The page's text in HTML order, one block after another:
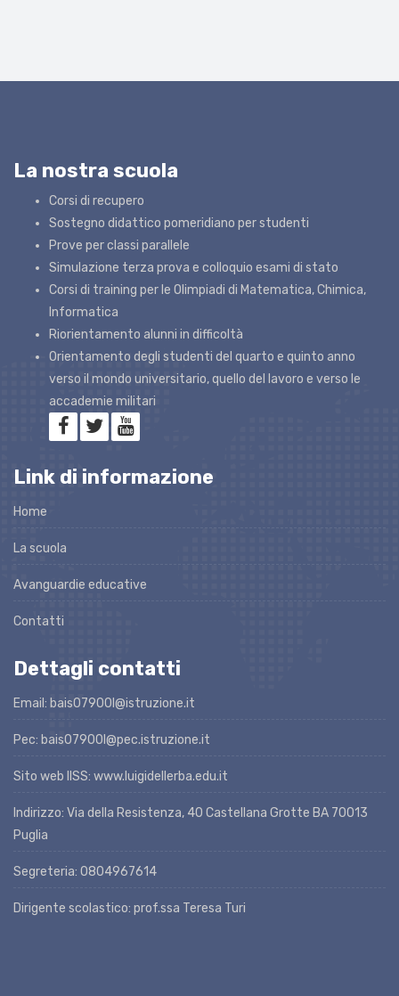
La nostra scuola
Corsi di recupero
Sostegno didattico pomeridiano per studenti
Prove per classi parallele
Simulazione terza prova e colloquio esami di stato
Corsi di training per le Olimpiadi di Matematica, Chimica,
Informatica
Riorientamento alunni in difficoltà
Orientamento degli studenti del quarto e quinto anno
verso il mondo universitario, quello del lavoro e verso le
accademie militari
Link di informazione
Home
La scuola
Avanguardie educative
Contatti
Dettagli contatti
Email: bais07900l@istruzione.it
Pec: bais07900l@pec.istruzione.it
Sito web IISS: www.luigidellerba.edu.it
Indirizzo: Via della Resistenza, 40 Castellana Grotte BA 70013
Puglia
Segreteria: 0804967614
Dirigente scolastico: prof.ssa Teresa Turi